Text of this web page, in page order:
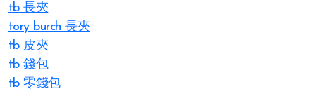
tb 長夾
tory burch 長夾
tb 皮夾
tb 錢包
tb 零錢包